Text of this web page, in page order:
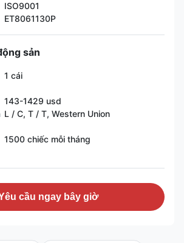
ISO9001
ET8061130P
sản
1 cái
143-1429 usd
L / C, T / T, Western Union
1500 chiếc mỗi tháng
cầu ngay bây giờ